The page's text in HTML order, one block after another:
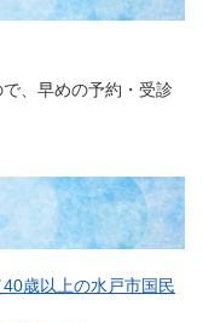
、早めの予約・受診
歳以上の水戸市国民